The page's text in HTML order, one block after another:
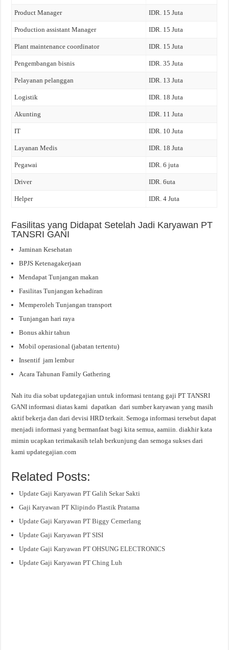
Product Manager IDR. 15 Juta
Production assistant Manager IDR. 15 Juta
Plant maintenance coordinator IDR. 15 Juta
Pengembangan bisnis IDR. 35 Juta
Pelayanan pelanggan IDR. 13 Juta
Logistik IDR. 18 Juta
Akunting IDR. 11 Juta
IT IDR. 10 Juta
Layanan Medis IDR. 18 Juta
Pegawai IDR. 6 juta
Driver IDR. 6uta
Helper IDR. 4 Juta
Fasilitas yang Didapat Setelah Jadi Karyawan PT
TANSRI GANI
Jaminan Kesehatan
BPJS Ketenagakerjaan
Mendapat Tunjangan makan
Fasilitas Tunjangan kehadiran
Memperoleh Tunjangan transport
Tunjangan hari raya
Bonus akhir tahun
Mobil operasional (jabatan tertentu)
Insentif jam lembur
Acara Tahunan Family Gathering
Nah itu dia sobat updategajian untuk informasi tentang gaji PT TANSRI
GANI informasi diatas kami dapatkan dari sumber karyawan yang masih
aktif bekerja dan dari devisi HRD terkait. Semoga informasi tersebut dapat
menjadi informasi yang bermanfaat bagi kita semua, aamiin. diakhir kata
mimin ucapkan terimakasih telah berkunjung dan semoga sukses dari
kami updategajian.com
Related Posts:
Update Gaji Karyawan PT Galih Sekar Sakti
Gaji Karyawan PT Klipindo Plastik Pratama
Update Gaji Karyawan PT Biggy Cemerlang
Update Gaji Karyawan PT SISI
Update Gaji Karyawan PT OHSUNG ELECTRONICS
Update Gaji Karyawan PT Ching Luh